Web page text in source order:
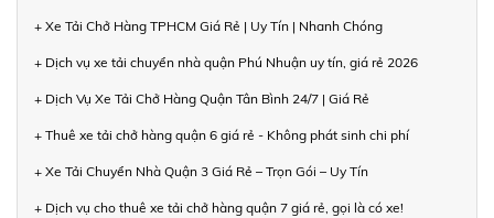
+ Xe Tải Chở Hàng TPHCM Giá Rẻ | Uy Tín | Nhanh Chóng
+ Dịch vụ xe tải chuyển nhà quận Phú Nhuận uy tín, giá rẻ 2026
+ Dịch Vụ Xe Tải Chở Hàng Quận Tân Bình 24/7 | Giá Rẻ
+ Thuê xe tải chở hàng quận 6 giá rẻ - Không phát sinh chi phí
+ Xe Tải Chuyển Nhà Quận 3 Giá Rẻ – Trọn Gói – Uy Tín
+ Dịch vụ cho thuê xe tải chở hàng quận 7 giá rẻ, gọi là có xe!